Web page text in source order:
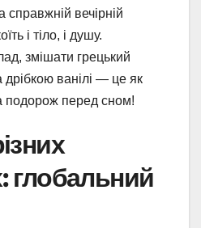
справжній вечірній
і тіло, і душу.
змішати грецький
дрібкою ванілі — це як
подорож перед сном!
глобальний